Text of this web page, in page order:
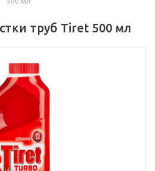
труб Tiret 500 мл